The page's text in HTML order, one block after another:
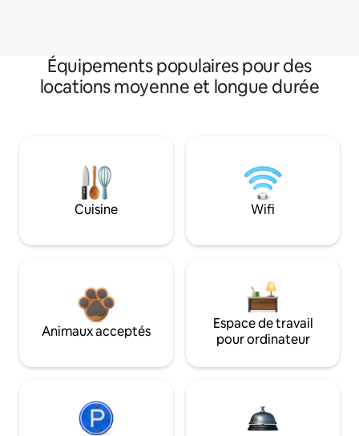
Équipements populaires pour des
locations moyenne et longue durée
Cuisine Wifi
Animaux acceptés
Espace de travail
pour ordinateur